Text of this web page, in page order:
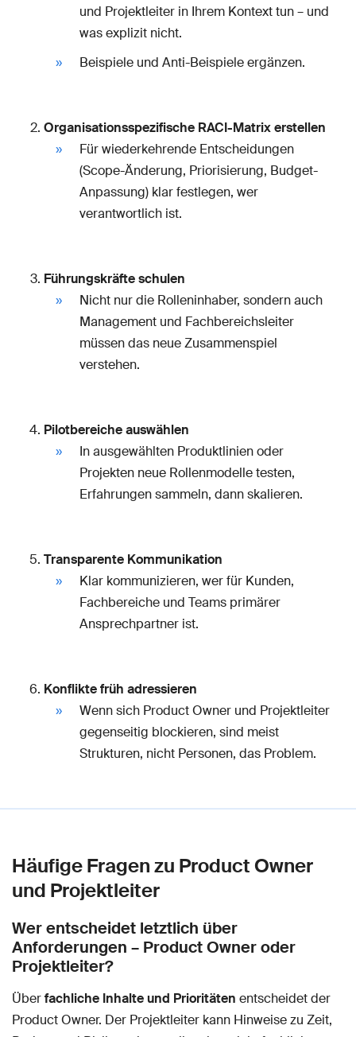
und Projektleiter in Ihrem Kontext tun – und
was explizit nicht.
Beispiele und Anti-Beispiele ergänzen.
Organisationsspezifische RACI-Matrix erstellen
Für wiederkehrende Entscheidungen
(Scope-Änderung, Priorisierung, Budget-
Anpassung) klar festlegen, wer
verantwortlich ist.
Führungskräfte schulen
Nicht nur die Rolleninhaber, sondern auch
Management und Fachbereichsleiter
müssen das neue Zusammenspiel
verstehen.
Pilotbereiche auswählen
In ausgewählten Produktlinien oder
Projekten neue Rollenmodelle testen,
Erfahrungen sammeln, dann skalieren.
Transparente Kommunikation
Klar kommunizieren, wer für Kunden,
Fachbereiche und Teams primärer
Ansprechpartner ist.
Konflikte früh adressieren
Wenn sich Product Owner und Projektleiter
gegenseitig blockieren, sind meist
Strukturen, nicht Personen, das Problem.
Häufige Fragen zu Product Owner
und Projektleiter
Wer entscheidet letztlich über
Anforderungen – Product Owner oder
Projektleiter?
Überfachliche Inhalte und Prioritäten entscheidet der
Product Owner. Der Projektleiter kann Hinweise zu Zeit,